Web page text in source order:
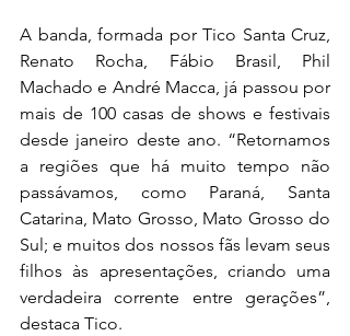
A banda, formada por Tico Santa Cruz,
Renato Rocha, Fábio Brasil, Phil
Machado e André Macca, já passou por
mais de 100 casas de shows e festivais
desde janeiro deste ano. “Retornamos
a regiões que há muito tempo não
passávamos, como Paraná, Santa
Catarina, Mato Grosso, Mato Grosso do
Sul; e muitos dos nossos fãs levam seus
filhos às apresentações, criando uma
verdadeira corrente entre gerações”,
destaca Tico.